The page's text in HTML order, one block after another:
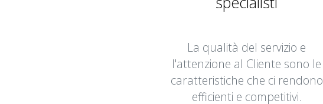
La qualità del servizio e
l'attenzione al Cliente sono le
caratteristiche che ci rendono
efficienti e competitivi.